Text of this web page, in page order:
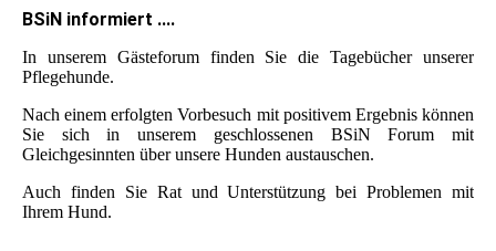
BSiN informiert ....
In unserem Gästeforum finden Sie die Tagebücher unserer
Pflegehunde.
Nach einem erfolgten Vorbesuch mit positivem Ergebnis können
Sie sich in unserem geschlossenen BSiN Forum mit
Gleichgesinnten über unsere Hunden austauschen.
Auch finden Sie Rat und Unterstützung bei Problemen mit
Ihrem Hund.